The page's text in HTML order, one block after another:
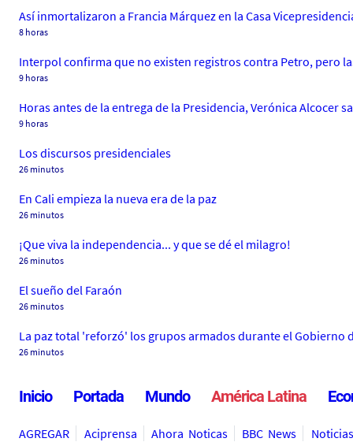
Así inmortalizaron a Francia Márquez en la Casa
8 horas
Interpol confirma que no existen registros contra Petro, pero
9 horas
Horas antes de la entrega de la Presidencia, Verónica Alcocer
9 horas
Los discursos presidenciales
26 minutos
En Cali empieza la nueva era de la paz
26 minutos
¡Que viva la independencia... y que se dé el milagro!
26 minutos
El sueño del Faraón
26 minutos
La paz total 'reforzó' los grupos armados durante el Gobierno
26 minutos
Inicio Portada Mundo América Latina
AGREGAR Aciprensa Ahora Noticas BBC News